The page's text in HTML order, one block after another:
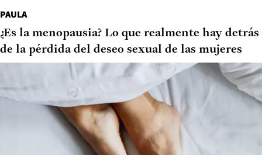
PAULA
¿Es la menopausia? Lo que realmente hay detrás
de la pérdida del deseo sexual de las mujeres